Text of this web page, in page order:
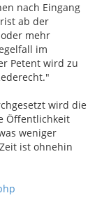
nach Eingang
ab der
mehr
im
Petent wird zu
wird die
Öffentlichkeit
weniger
ist ohnehin